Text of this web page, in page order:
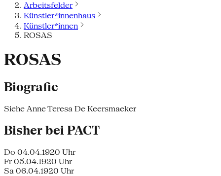
Arbeitsfelder
Künstler*innenhaus
Künstler*innen
ROSAS
ROSAS
Biografie
Siehe Anne Teresa De Keersmaeker
Bisher bei PACT
Do 04.04.1920 Uhr
Fr 05.04.1920 Uhr
Sa 06.04.1920 Uhr